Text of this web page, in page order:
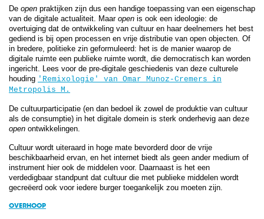
De open praktijken zijn dus een handige toepassing van een eigenschap
van de digitale actualiteit. Maar open is ook een ideologie: de
overtuiging dat de ontwikkeling van cultuur en haar deelnemers het best
gediend is bij open processen en vrije distributie van open objecten. Of
in bredere, politieke zin geformuleerd: het is de manier waarop de
digitale ruimte een publieke ruimte wordt, die democratisch kan worden
ingericht. Lees voor de pre-digitale geschiedenis van deze culturele
houding 'Remixologie' van Omar Munoz-Cremers in
Metropolis M.
De cultuurparticipatie (en dan bedoel ik zowel de produktie van cultuur
als de consumptie) in het digitale domein is sterk onderhevig aan deze
open ontwikkelingen.
Cultuur wordt uiteraard in hoge mate bevorderd door de vrije
beschikbaarheid ervan, en het internet biedt als geen ander medium of
instrument hier ook de middelen voor. Daarnaast is het een
verdedigbaar standpunt dat cultuur die met publieke middelen wordt
gecreëerd ook voor iedere burger toegankelijk zou moeten zijn.
OVERHOOP